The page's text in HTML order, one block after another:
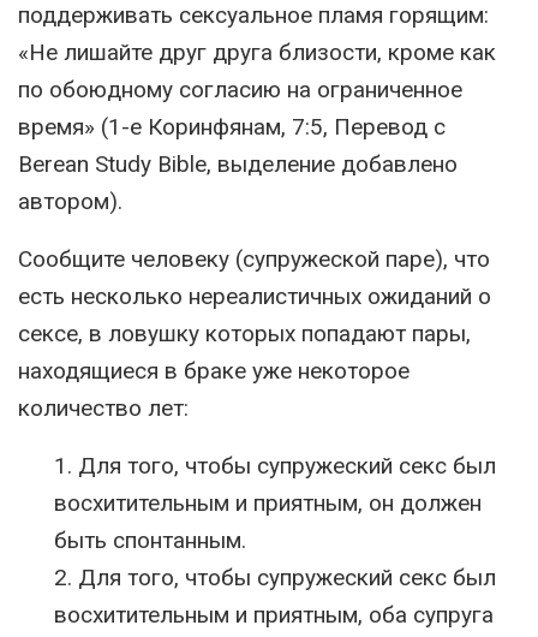
поддерживать сексуальное пламя горящим:
«Не лишайте друг друга близости, кроме как
по обоюдному согласию на ограниченное
время» (1-е Коринфянам, 7:5, Перевод с
Berean Study Bible, выделение добавлено
автором).
Сообщите человеку (супружеской паре), что
есть несколько нереалистичных ожиданий о
сексе, в ловушку которых попадают пары,
находящиеся в браке уже некоторое
количество лет:
1. Для того, чтобы супружеский секс был
восхитительным и приятным, он должен
быть спонтанным.
2. Для того, чтобы супружеский секс был
восхитительным и приятным, оба супруга